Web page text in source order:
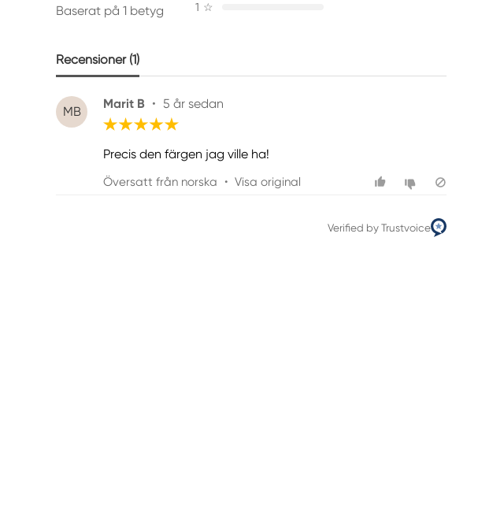
Baserat på 1 betyg
1 ☆
Recensioner (1)
MB
Marit B • 5 år sedan
Precis den färgen jag ville ha!
Översatt från norska • Visa original
Verified by Trustvoice